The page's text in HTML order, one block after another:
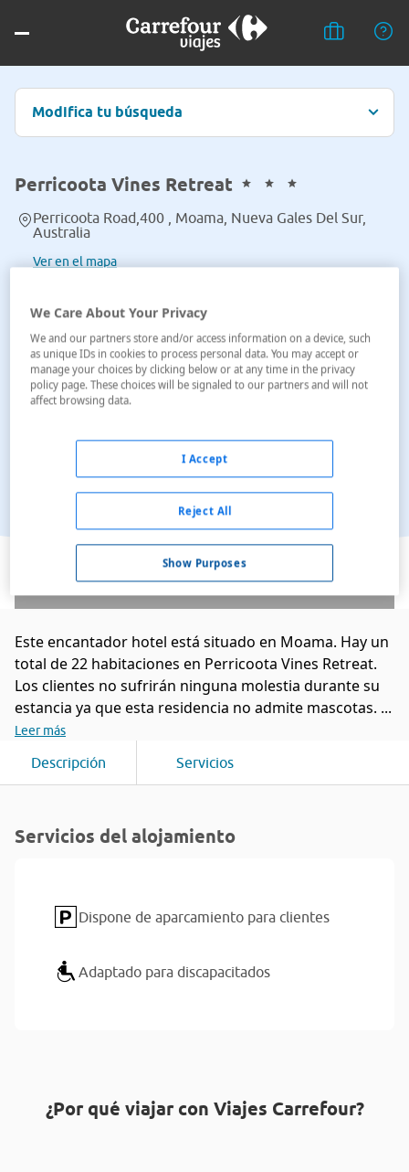
Modifica tu búsqueda
Perricoota Vines Retreat
Perricoota Road,400 , Moama, Nueva Gales Del Sur,
Australia
Ver en el mapa
Ver en el mapa
Este encantador hotel está situado en Moama. Hay un
total de 22 habitaciones en Perricoota Vines Retreat.
Los clientes no sufrirán ninguna molestia durante su
estancia ya que esta residencia no admite mascotas. ...
Leer más
Descripción Servicios
Servicios del alojamiento
Dispone de aparcamiento para clientes
Adaptado para discapacitados
¿Por qué viajar con Viajes Carrefour?
We Care About Your Privacy
We and our partners store and/or access information on a device, such
as unique IDs in cookies to process personal data. You may accept or
manage your choices by clicking below or at any time in the privacy
policy page. These choices will be signaled to our partners and will not
affect browsing data.
Show Purposes
Reject All
I Accept